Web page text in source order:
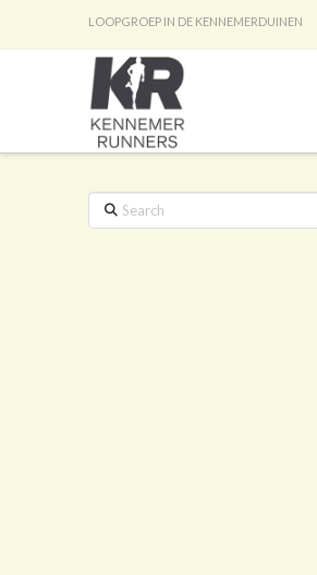
LOOPGROEP IN DE KENNEMERDUINEN
Search